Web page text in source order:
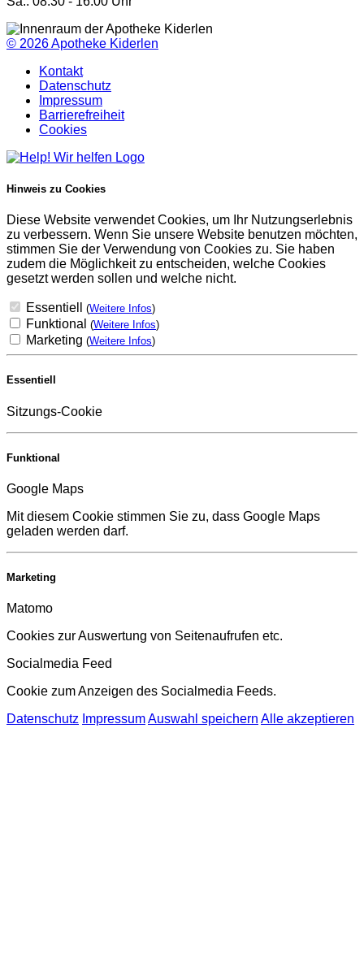
© 2026Apotheke Kiderlen
Kontakt
Datenschutz
Impressum
Barrierefreiheit
Cookies
Hinweis zu Cookies
Diese Website verwendet Cookies, um Ihr Nutzungserlebnis
zu verbessern. Wenn Sie unsere Website benutzen möchten,
stimmen Sie der Verwendung von Cookies zu. Sie haben
zudem die Möglichkeit zu entscheiden, welche Cookies
gesetzt werden sollen und welche nicht.
Essentiell (Weitere Infos)
Funktional (Weitere Infos)
Marketing (Weitere Infos)
Essentiell
Sitzungs-Cookie
Funktional
Google Maps
Mit diesem Cookie stimmen Sie zu, dass Google Maps
geladen werden darf.
Marketing
Matomo
Cookies zur Auswertung von Seitenaufrufen etc.
Socialmedia Feed
Cookie zum Anzeigen des Socialmedia Feeds.
Datenschutz ImpressumAuswahl speichern Alle akzeptieren